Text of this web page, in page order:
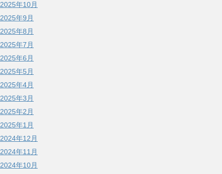
2025年10月
2025年9月
2025年8月
2025年7月
2025年6月
2025年5月
2025年4月
2025年3月
2025年2月
2025年1月
2024年12月
2024年11月
2024年10月